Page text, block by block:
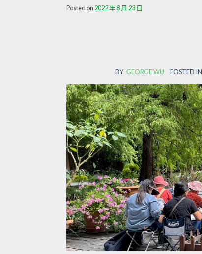
Posted on 2022 年 8 月 23 日
BY GEORGE WU POSTED IN